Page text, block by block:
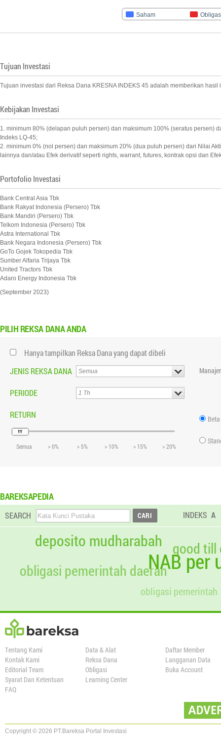
Saham
Tujuan Investasi
Tujuan investasi dari Reksa Dana KRESNA INDEKS 45 adalah memberikan
Kebijakan Investasi
1. minimum 80% (delapan puluh persen) dan maksimum 100% (seratus persen)
Indeks LQ-45;
2. minimum 0% (nol persen) dan maksimum 20% (dua puluh persen) dari Nilai
lainnya dan/atau Efek derivatif seperti rights, warrant, futures, kontrak opsi dan
Portofolio Investasi
Bank Central Asia Tbk
Bank Rakyat Indonesia (Persero) Tbk
Bank Mandiri (Persero) Tbk
Telkom Indonesia (Persero) Tbk
Astra International Tbk
Bank Negara Indonesia (Persero) Tbk
GoTo Gojek Tokopedia Tbk
Sumber Alfaria Trijaya Tbk
United Tractors Tbk
Adaro Energy Indonesia Tbk
(September 2023)
PILIH REKSA DANA ANDA
Hanya tampilkan Reksa Dana yang dapat dibeli
JENIS REKSA DANA
PERIODE
RETURN
Semua > 0% > 5% > 10% > 15% > 20%
Beta
BAREKSAPEDIA
SEARCH INDEKS A
NAB per
deposito mudharabah
obligasi pemerintah
obligasi pemerintah daerah
good till
Tentang Kami
Kontak Kami
Editorial Team
Syarat Dan Ketentuan
FAQ
Data & Alat
Reksa Dana
Obligasi
Learning Center
Daftar Member
Langganan Data
Buka Account
Copyright © 2026 PT.Bareksa Portal Investasi